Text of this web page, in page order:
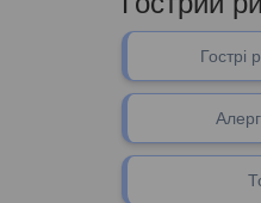
Гострі